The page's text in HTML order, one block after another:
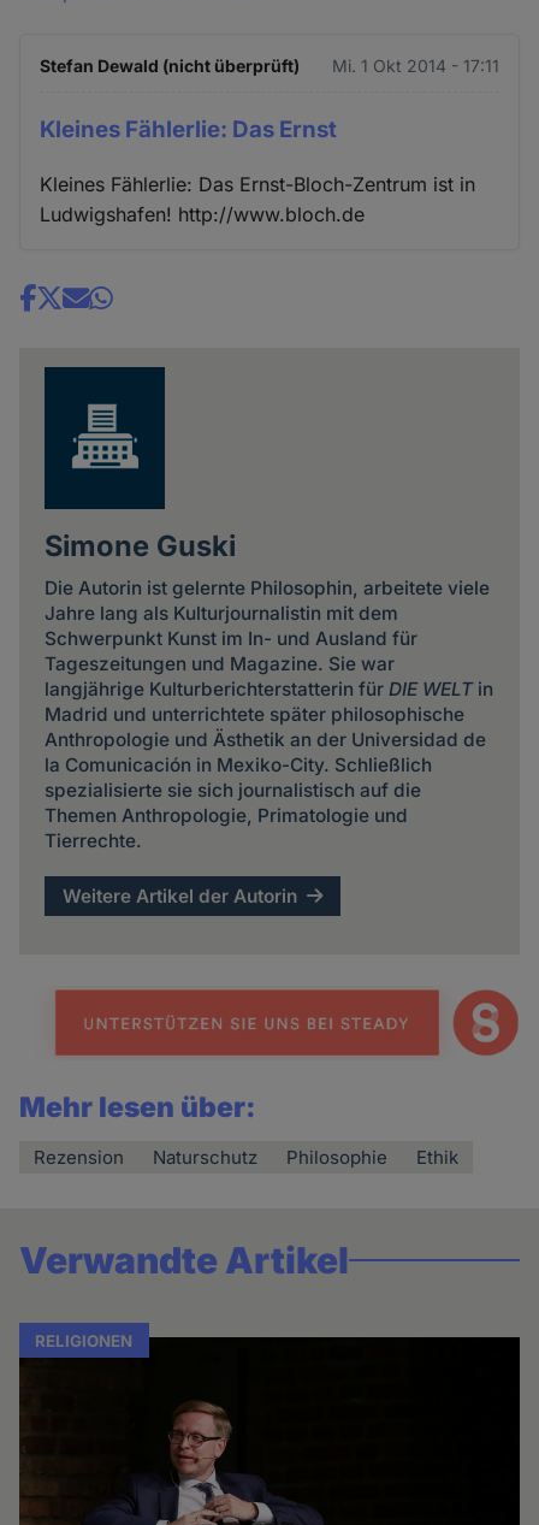
Stefan Dewald (nicht überprüft) Mi. 1 Okt 2014 - 17:11
Kleines Fählerlie: Das Ernst
Kleines Fählerlie: Das Ernst-Bloch-Zentrum ist in
Ludwigshafen! http://www.bloch.de
Share
Simone Guski
Die Autorin ist gelernte Philosophin, arbeitete viele
Jahre lang als Kulturjournalistin mit dem
Schwerpunkt Kunst im In- und Ausland für
Tageszeitungen und Magazine. Sie war
langjährige Kulturberichterstatterin für DIE WELTin
Madrid und unterrichtete später philosophische
Anthropologie und Ästhetik an der Universidad de
la Comunicación in Mexiko-City. Schließlich
spezialisierte sie sich journalistisch auf die
Themen Anthropologie, Primatologie und
Tierrechte.
Weitere Artikel der Autorin
Mehr lesen über:
Rezension Naturschutz Philosophie Ethik
Verwandte Artikel
RELIGIONEN